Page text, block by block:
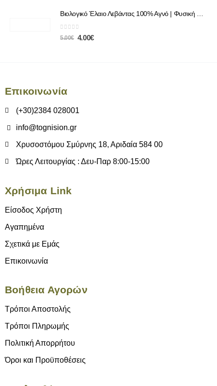
0 out of 5
5.00€ 4.00€
Επικοινωνία
(+30)2384 028001
info@tognision.gr
Χρυσοστόμου Σμύρνης 18, Αριδαία 584 00
Ώρες Λειτουργίας : Δευ-Παρ 8:00-15:00
Χρήσιμα Link
Είσοδος Χρήστη
Αγαπημένα
Σχετικά με Εμάς
Επικοινωνία
Βοήθεια Αγορών
Τρόποι Αποστολής
Τρόποι Πληρωμής
Πολιτική Απορρήτου
Όροι και Προϋποθέσεις